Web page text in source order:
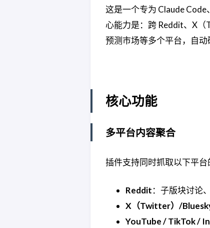
这是一个专为 Claude
心能力是：跨 Reddit、X
预测市场等多个平台，自动
核心功能
多平台内容聚合
插件支持同时抓取以下平台
Reddit：子版块讨论
X（Twitter）/
YouTube / TikTok /